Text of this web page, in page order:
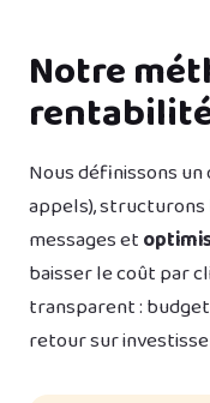
Notre
Nous définissons
appels), structurons
messages et
baisser le coût par
transparent :
retour sur